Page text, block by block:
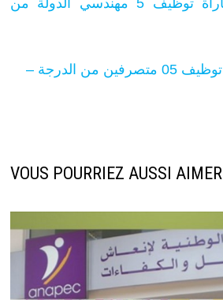
– النتائج النهائية لمباراة توظيف 5 مهندسي الدولة من
مباراة توظيف 05 متصرفين من الدرجة
VOUS POURRIEZ AUSSI AIMER